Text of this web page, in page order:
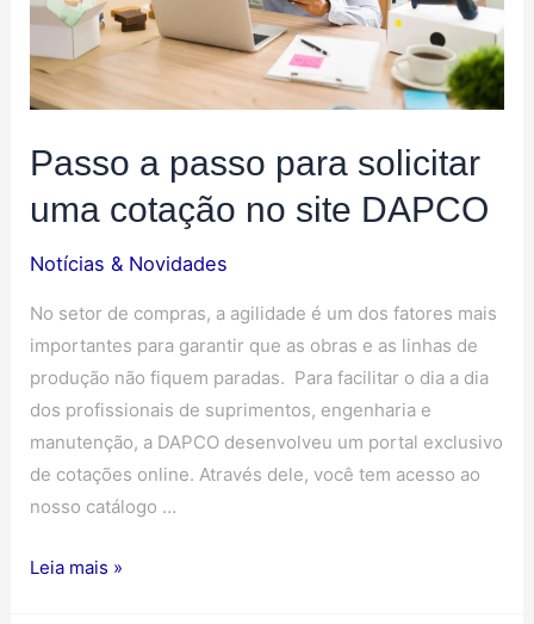
Passo a passo para solicitar
uma cotação no site DAPCO
Notícias & Novidades
No setor de compras, a agilidade é um dos fatores mais
importantes para garantir que as obras e as linhas de
produção não fiquem paradas. Para facilitar o dia a dia
dos profissionais de suprimentos, engenharia e
manutenção, a DAPCO desenvolveu um portal exclusivo
de cotações online. Através dele, você tem acesso ao
nosso catálogo …
Leia mais »